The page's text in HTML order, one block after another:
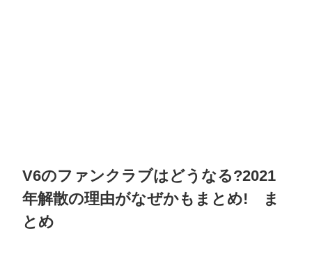
V6のファンクラブはどうなる?2021
年解散の理由がなぜかもまとめ! ま
とめ